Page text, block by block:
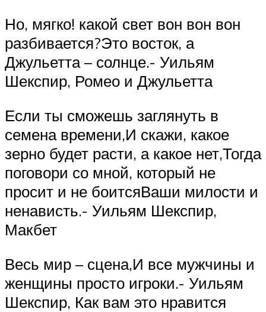
Но, мягко! какой свет вон вон вон
разбивается?Это восток, а
Джульетта – солнце.- Уильям
Шекспир, Ромео и Джульетта
Если ты сможешь заглянуть в
семена времени,И скажи, какое
зерно будет расти, а какое нет,Тогда
поговори со мной, который не
просит и не боитсяВаши милости и
ненависть.- Уильям Шекспир,
Макбет
Весь мир – сцена,И все мужчины и
женщины просто игроки.- Уильям
Шекспир, Как вам это нравится